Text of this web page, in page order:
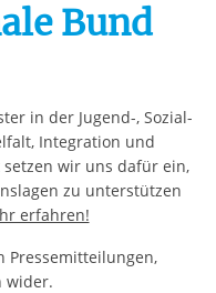
Bund
in der Jugend-, Sozial-
Integration und
wir uns dafür ein,
zu unterstützen
erfahren!
Pressemitteilungen,
wider.